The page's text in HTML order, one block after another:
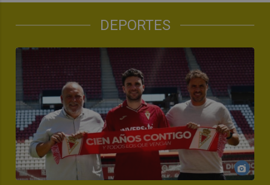
DEPORTES